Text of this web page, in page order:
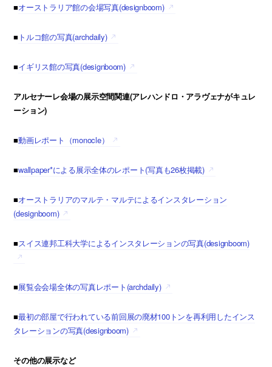
■オーストラリア館の会場写真(designboom)
■ トルコ館の写真(archdaily)
■イギリス館の写真(designboom)
アルセナーレ会場の展示空間関連(アレハンドロ・アラヴェナがキュレ
ーション)
■動画レポート（monocle）
■wallpaper*による展示全体のレポート(写真も26枚掲載)
■オーストラリアのマルテ・マルテによるインスタレーション
(designboom)
■スイス連邦工科大学によるインスタレーションの写真(designboom)
■展覧会会場全体の写真レポート(archdaily)
■最初の部屋で行われている前回展の廃材100トンを再利用したインス
タレーションの写真(designboom)
その他の展示など